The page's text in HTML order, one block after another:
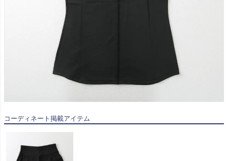
コーディネート掲載アイテム